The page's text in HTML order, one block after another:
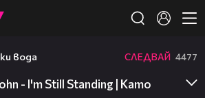
вода СЛЕДВАЙ 4477
- I'm Still Standing | Като